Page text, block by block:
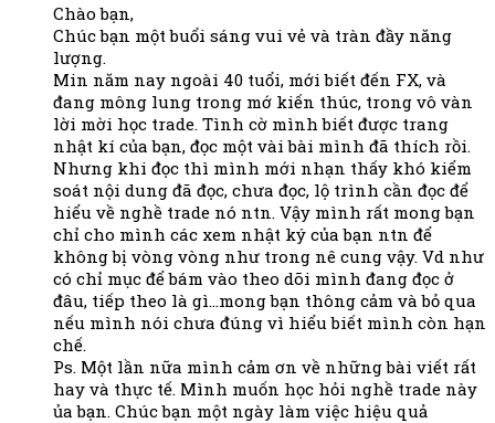
Chào bạn,
Chúc bạn một buổi sáng vui vẻ và tràn đầy năng
lượng.
Min năm nay ngoài 40 tuổi, mới biết đến FX, và
đang mông lung trong mớ kiến thúc, trong vô vàn
lời mời học trade. Tình cờ mình biết được trang
nhật kí của bạn, đọc một vài bài mình đã thích rồi.
Nhưng khi đọc thì mình mới nhạn thấy khó kiểm
soát nội dung đã đọc, chưa đọc, lộ trình cần đọc để
hiểu về nghề trade nó ntn. Vậy mình rất mong bạn
chỉ cho mình các xem nhật ký của bạn ntn để
không bị vòng vòng như trong nê cung vậy. Vd như
có chỉ mục để bám vào theo dõi mình đang đọc ở
đâu, tiếp theo là gì…mong bạn thông cảm và bỏ qua
nếu mình nói chưa đúng vì hiểu biết mình còn hạn
chế.
Ps. Một lần nữa mình cảm ơn về những bài viết rất
hay và thực tế. Mình muốn học hỏi nghề trade này
ủa bạn. Chúc bạn một ngày làm việc hiệu quả